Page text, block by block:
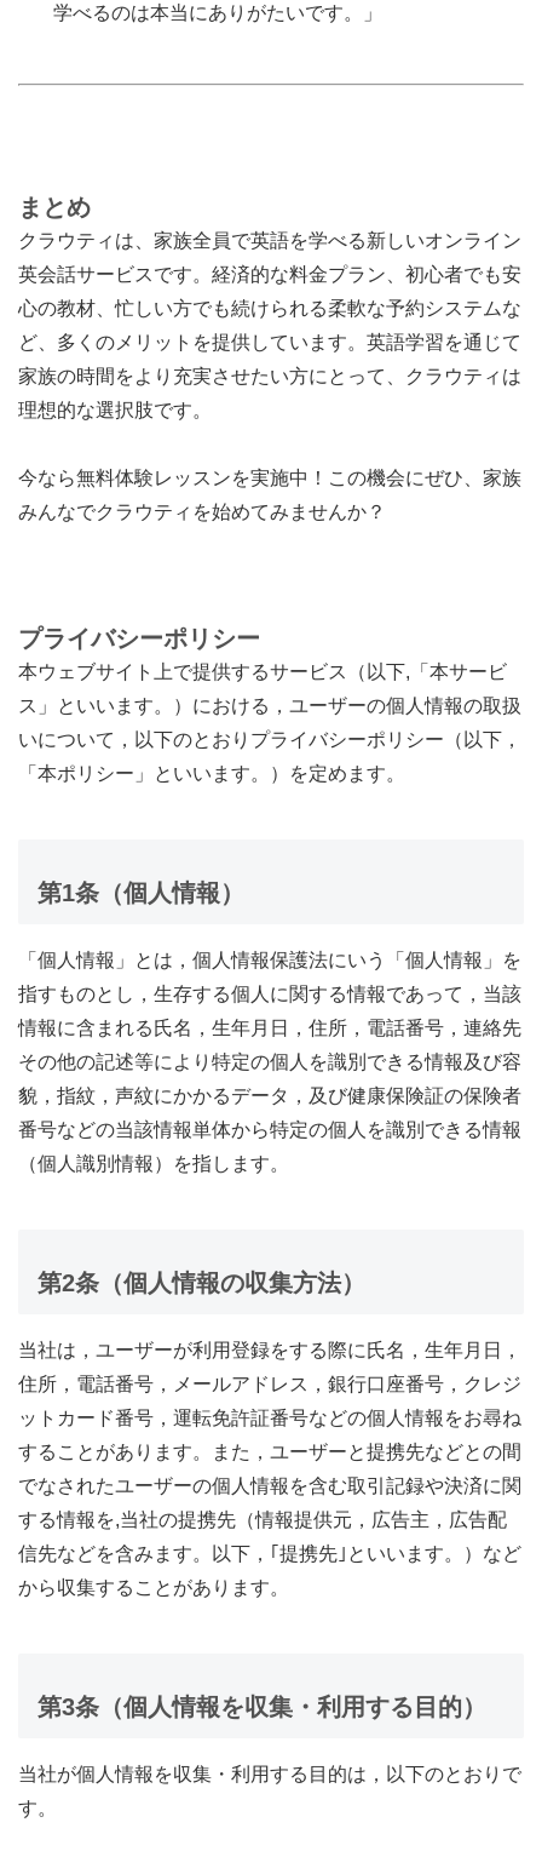
学べるのは本当にありがたいです。」
まとめ
クラウティは、家族全員で英語を学べる新しいオンライン
英会話サービスです。経済的な料金プラン、初心者でも安
心の教材、忙しい方でも続けられる柔軟な予約システムな
ど、多くのメリットを提供しています。英語学習を通じて
家族の時間をより充実させたい方にとって、クラウティは
理想的な選択肢です。
今なら無料体験レッスンを実施中！この機会にぜひ、家族
みんなでクラウティを始めてみませんか？
プライバシーポリシー
本ウェブサイト上で提供するサービス（以下,「本サービ
ス」といいます。）における，ユーザーの個人情報の取扱
いについて，以下のとおりプライバシーポリシー（以下，
「本ポリシー」といいます。）を定めます。
第1条（個人情報）
「個人情報」とは，個人情報保護法にいう「個人情報」を
指すものとし，生存する個人に関する情報であって，当該
情報に含まれる氏名，生年月日，住所，電話番号，連絡先
その他の記述等により特定の個人を識別できる情報及び容
貌，指紋，声紋にかかるデータ，及び健康保険証の保険者
番号などの当該情報単体から特定の個人を識別できる情報
（個人識別情報）を指します。
第2条（個人情報の収集方法）
当社は，ユーザーが利用登録をする際に氏名，生年月日，
住所，電話番号，メールアドレス，銀行口座番号，クレジ
ットカード番号，運転免許証番号などの個人情報をお尋ね
することがあります。また，ユーザーと提携先などとの間
でなされたユーザーの個人情報を含む取引記録や決済に関
する情報を,当社の提携先（情報提供元，広告主，広告配
信先などを含みます。以下，｢提携先｣といいます。）など
から収集することがあります。
第3条（個人情報を収集・利用する目的）
当社が個人情報を収集・利用する目的は，以下のとおりで
す。